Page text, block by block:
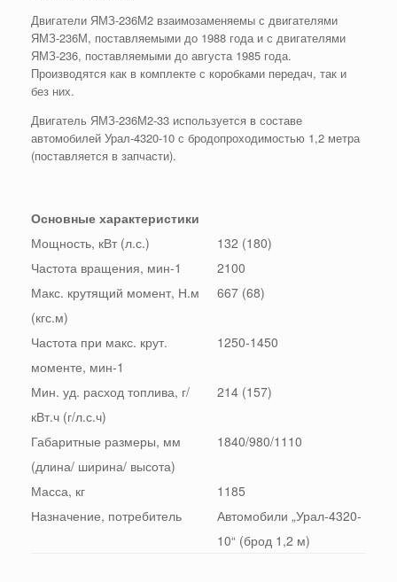
Двигатели ЯМЗ-236М2 взаимозаменяемы с двигателями
ЯМЗ-236М, поставляемыми до 1988 года и с двигателями
ЯМЗ-236, поставляемыми до августа 1985 года.
Производятся как в комплекте с коробками передач, так и
без них.
Двигатель ЯМЗ-236М2-33 используется в составе
автомобилей Урал-4320-10 с бродопроходимостью 1,2 метра
(поставляется в запчасти).
Основные характеристики
Мощность, кВт (л.с.)
132 (180)
Частота вращения, мин-1
2100
Макс. крутящий момент, Н.м
(кгс.м)
667 (68)
Частота при макс. крут.
моменте, мин-1
1250-1450
Мин. уд. расход топлива, г/
кВт.ч (г/л.с.ч)
214 (157)
Габаритные размеры, мм
(длина/ ширина/ высота)
1840/980/1110
Масса, кг
1185
Назначение, потребитель
Автомобили „Урал-4320-
10“ (брод 1,2 м)